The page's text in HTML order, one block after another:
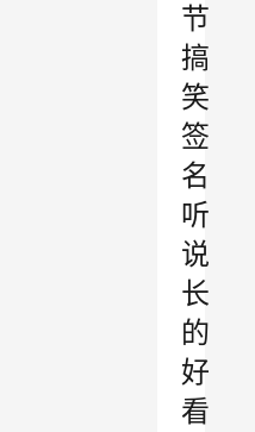
节
搞
笑
签
名
听
说
长
的
好
看